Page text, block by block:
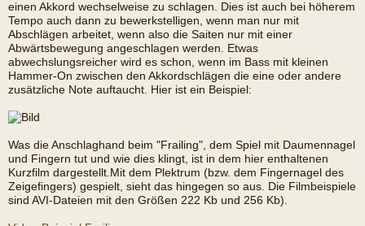
einen Akkord wechselweise zu schlagen. Dies ist auch bei höherem
Tempo auch dann zu bewerkstelligen, wenn man nur mit
Abschlägen arbeitet, wenn also die Saiten nur mit einer
Abwärtsbewegung angeschlagen werden. Etwas
abwechslungsreicher wird es schon, wenn im Bass mit kleinen
Hammer-On zwischen den Akkordschlägen die eine oder andere
zusätzliche Note auftaucht. Hier ist ein Beispiel:
Was die Anschlaghand beim "Frailing", dem Spiel mit Daumennagel
und Fingern tut und wie dies klingt, ist in dem hier enthaltenen
Kurzfilm dargestellt.Mit dem Plektrum (bzw. dem Fingernagel des
Zeigefingers) gespielt, sieht das hingegen so aus. Die Filmbeispiele
sind AVI-Dateien mit den Größen 222 Kb und 256 Kb).